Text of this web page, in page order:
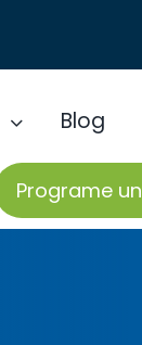
Blog
Programe